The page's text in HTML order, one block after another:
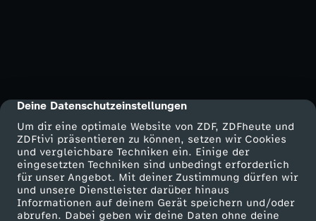
cmp-dialog-description
Deine Datenschutzeinstellungen
Um dir eine optimale Website von ZDF, ZDFheute und
ZDFtivi präsentieren zu können, setzen wir Cookies
und vergleichbare Techniken ein. Einige der
eingesetzten Techniken sind unbedingt erforderlich
für unser Angebot. Mit deiner Zustimmung dürfen wir
und unsere Dienstleister darüber hinaus
Informationen auf deinem Gerät speichern und/oder
abrufen. Dabei geben wir deine Daten ohne deine